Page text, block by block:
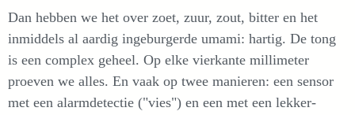
Dan hebben we het over zoet, zuur, zout, bitter en het
inmiddels al aardig ingeburgerde umami: hartig. De tong
is een complex geheel. Op elke vierkante millimeter
proeven we alles. En vaak op twee manieren: een sensor
met een alarmdetectie ("vies") en een met een lekker-